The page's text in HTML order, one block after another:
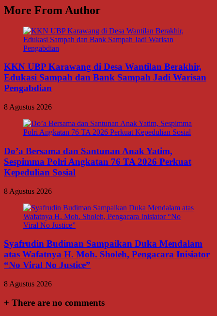
More From Author
KKN UBP Karawang di Desa Wantilan Berakhir,
Edukasi Sampah dan Bank Sampah Jadi Warisan
Pengabdian
8 Agustus 2026
Do’a Bersama dan Santunan Anak Yatim,
Sespimma Polri Angkatan 76 TA 2026 Perkuat
Kepedulian Sosial
8 Agustus 2026
Syafrudin Budiman Sampaikan Duka Mendalam
atas Wafatnya H. Moh. Sholeh, Pengacara Inisiator
“No Viral No Justice”
8 Agustus 2026
+ There are no comments